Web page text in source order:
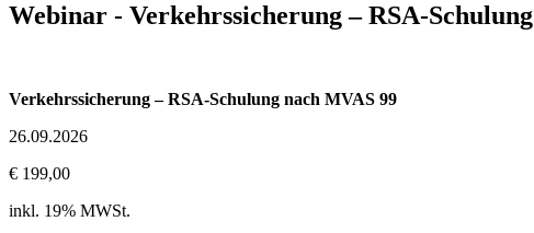
Webinar - Verkehrssicherung – RSA-
Verkehrssicherung – RSA-Schulung nach MVAS 99
26.09.2026
€ 199,00
inkl. 19% MWSt.